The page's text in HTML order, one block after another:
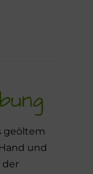
geöltem
und
der